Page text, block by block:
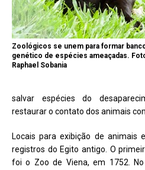
Zoológicos se unem para formar
genético de espécies ameaçadas.
Raphael Sobania
salvar espécies do
restaurar o contato dos animais
Locais para exibição de animais
registros do Egito antigo. O
foi o Zoo de Viena, em 1752.